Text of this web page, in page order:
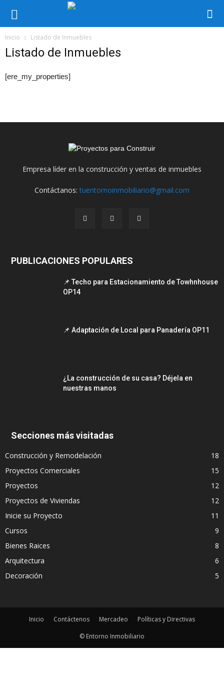
Inicio Listado de Inmuebles
Listado de Inmuebles
[ere_my_properties]
Empresa líder en la construcción y ventas de inmuebles
Contáctanos:tuentornoinmobiliario@gmail.com
PUBLICACIONES POPULARES
📌 Techo para Estacionamiento de Towhnhouse
OP14
📌 Adaptación de Local para Panadería OP11
¿La construcción de su casa? Déjela en
nuestras manos
Secciones más visitadas
Construcción y Remodelación
18
Proyectos Comerciales
15
Proyectos
12
Proyectos de Viviendas
12
Inicie su Proyecto
11
Cursos
9
Bienes Raices
8
Arquitectura
6
Decoración
5
Inicio Contáctenos Mercadeo
Políticas y Directivas
© Entorno Inmobiliario